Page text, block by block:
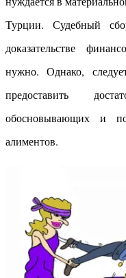
Турции. Судебный
доказательстве
нужно. Однако,
предоставить
обосновывающих и
алиментов.